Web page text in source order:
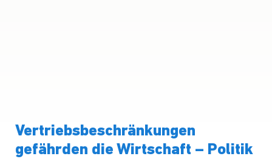
Vertriebsbeschränkungen
gefährden die Wirtschaft – Politik